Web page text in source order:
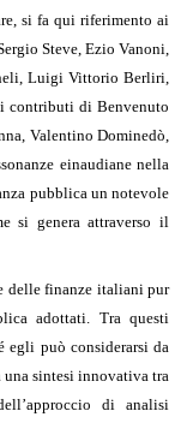
si fa qui riferimento ai
Steve, Ezio Vanoni,
Luigi Vittorio Berliri,
contributi di Benvenuto
Valentino Dominedò,
einaudiane nella
pubblica un notevole
si genera attraverso il
delle finanze italiani pur
adottati. Tra questi
egli può considerarsi da
una sintesi innovativa tra
di analisi